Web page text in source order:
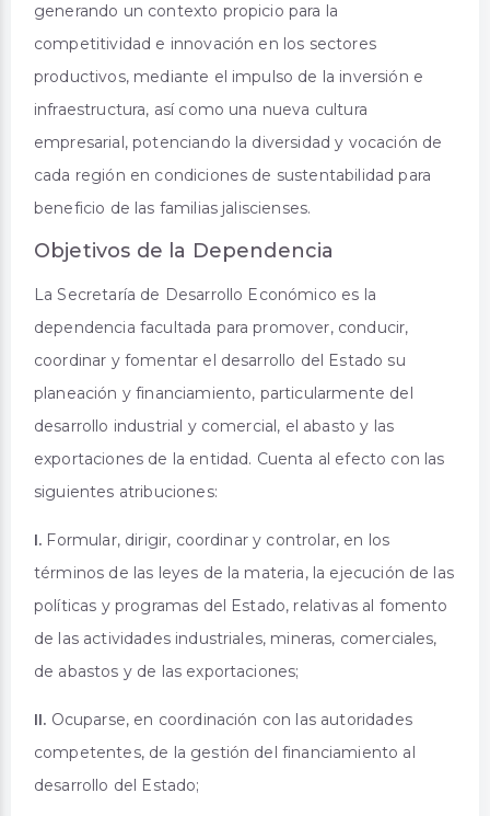
generando un contexto propicio para la
competitividad e innovación en los sectores
productivos, mediante el impulso de la inversión e
infraestructura, así como una nueva cultura
empresarial, potenciando la diversidad y vocación de
cada región en condiciones de sustentabilidad para
beneficio de las familias jaliscienses.
Objetivos de la Dependencia
La Secretaría de Desarrollo Económico es la
dependencia facultada para promover, conducir,
coordinar y fomentar el desarrollo del Estado su
planeación y financiamiento, particularmente del
desarrollo industrial y comercial, el abasto y las
exportaciones de la entidad. Cuenta al efecto con las
siguientes atribuciones:
I. Formular, dirigir, coordinar y controlar, en los
términos de las leyes de la materia, la ejecución de las
políticas y programas del Estado, relativas al fomento
de las actividades industriales, mineras, comerciales,
de abastos y de las exportaciones;
II. Ocuparse, en coordinación con las autoridades
competentes, de la gestión del financiamiento al
desarrollo del Estado;